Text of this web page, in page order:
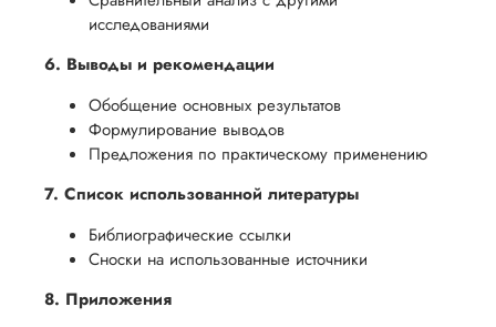
исследованиями
6. Выводы и рекомендации
Обобщение основных результатов
Формулирование выводов
Предложения по практическому применению
7. Список использованной литературы
Библиографические ссылки
Сноски на использованные источники
8. Приложения